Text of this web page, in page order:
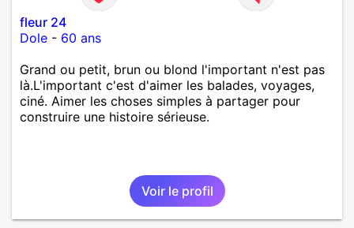
fleur 24
Dole - 60 ans
Grand ou petit, brun ou blond l'important n'est pas
là.L'important c'est d'aimer les balades, voyages,
ciné. Aimer les choses simples à partager pour
construire une histoire sérieuse.
Voir le profil